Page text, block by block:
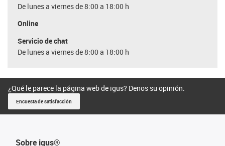
De lunes a viernes de 8:00 a 18:00 h
Online
Servicio de chat
De lunes a viernes de 8:00 a 18:00 h
¿Qué le parece la página web de igus? Denos su opinión.
Encuesta de satisfacción
Sobre igus®